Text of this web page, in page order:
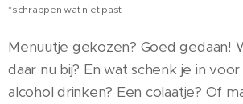
*schrappen wat niet past
Menuutje gekozen? Goed gedaan!
daar nu bij? En wat schenk je in
alcohol drinken? Een colaatje? Of